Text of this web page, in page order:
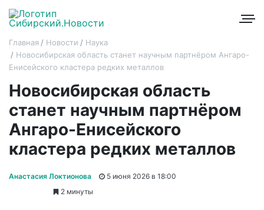
Главная Новости
Наука
Новосибирская область станет научным партнёром Ангаро-
Енисейского кластера редких металлов
Новосибирская область
станет научным партнёром
Ангаро-Енисейского
кластера редких металлов
Анастасия Локтионова
5 июня 2026 в 18:00
2 минуты